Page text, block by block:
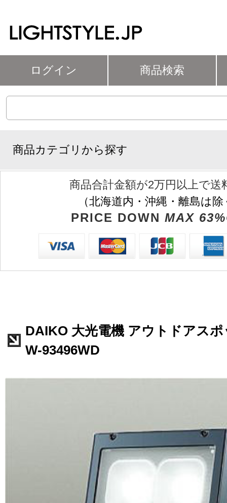
ログイン 商品検索
商品カテゴリから探す
商品合計金額が2万円以上で送
（北海道内・沖縄・離島は
PRICE DOWN MAX
DAIKO 大光電機 アウトドアス
W-93496WD